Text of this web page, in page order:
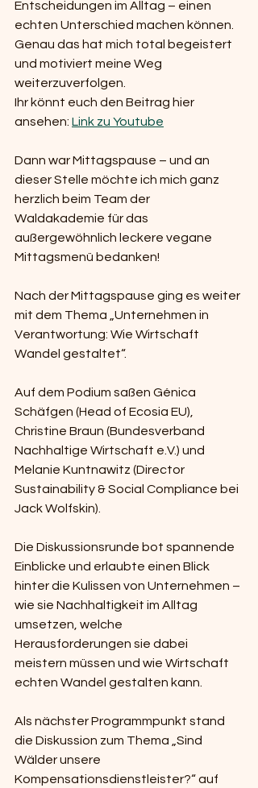
Entscheidungen im Alltag – einen
echten Unterschied machen können.
Genau das hat mich total begeistert
und motiviert meine Weg
weiterzuverfolgen.
Ihr könnt euch den Beitrag hier
ansehen: Link zu Youtube
Dann war Mittagspause – und an
dieser Stelle möchte ich mich ganz
herzlich beim Team der
Waldakademie für das
außergewöhnlich leckere vegane
Mittagsmenü bedanken!
Nach der Mittagspause ging es weiter
mit dem Thema „Unternehmen in
Verantwortung: Wie Wirtschaft
Wandel gestaltet“.
Auf dem Podium saßen Génica
Schäfgen (Head of Ecosia EU),
Christine Braun (Bundesverband
Nachhaltige Wirtschaft e.V.) und
Melanie Kuntnawitz (Director
Sustainability & Social Compliance bei
Jack Wolfskin).
Die Diskussionsrunde bot spannende
Einblicke und erlaubte einen Blick
hinter die Kulissen von Unternehmen –
wie sie Nachhaltigkeit im Alltag
umsetzen, welche
Herausforderungen sie dabei
meistern müssen und wie Wirtschaft
echten Wandel gestalten kann.
Als nächster Programmpunkt stand
die Diskussion zum Thema „Sind
Wälder unsere
Kompensationsdienstleister?“ auf